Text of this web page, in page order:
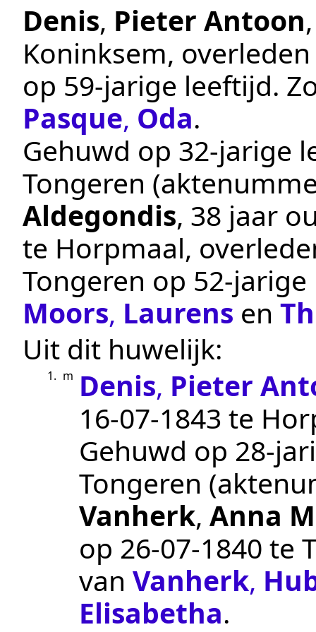
Denis, Pieter Antoon
Koninksem,
op 59-jarige leeftijd.
Pasque, Oda.
Gehuwd op 32-jarige
Tongeren
Aldegondis, 38 jaar
te Horpmaal,
Tongeren op 52-
Moors, Laurens en
Uit dit huwelijk:
1. m Denis, Pieter
16‑07‑1843 te
Gehuwd op 28-
Tongeren
Vanherk, Anna
op 26‑07‑1840 te
van Vanherk,
Elisabetha.